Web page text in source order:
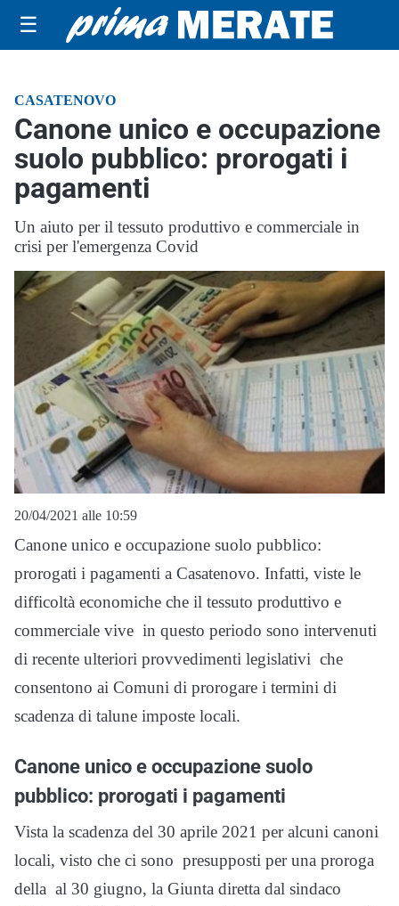
☰
CASATENOVO
Canone unico e occupazione
suolo pubblico: prorogati i
pagamenti
Un aiuto per il tessuto produttivo e commerciale in
crisi per l'emergenza Covid
20/04/2021 alle 10:59
Canone unico e occupazione suolo pubblico:
prorogati i pagamenti a Casatenovo. Infatti, viste le
difficoltà economiche che il tessuto produttivo e
commerciale vive in questo periodo sono intervenuti
di recente ulteriori provvedimenti legislativi che
consentono ai Comuni di prorogare i termini di
scadenza di talune imposte locali.
Canone unico e occupazione suolo
pubblico: prorogati i pagamenti
Vista la scadenza del 30 aprile 2021 per alcuni canoni
locali, visto che ci sono presupposti per una proroga
della al 30 giugno, la Giunta diretta dal sindaco